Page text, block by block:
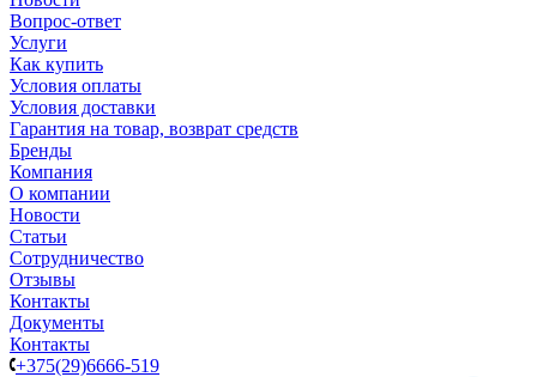
Вопрос-ответ
Услуги
Как купить
Условия оплаты
Условия доставки
Гарантия на товар, возврат средств
Бренды
Компания
О компании
Новости
Статьи
Сотрудничество
Отзывы
Контакты
Документы
Контакты
+375(29)6666-519